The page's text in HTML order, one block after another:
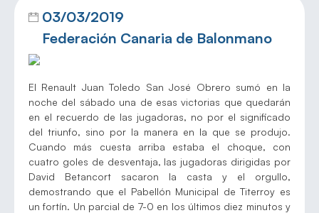
03/03/2019
Federación Canaria de Balonmano
El Renault Juan Toledo San José Obrero sumó en la
noche del sábado una de esas victorias que quedarán
en el recuerdo de las jugadoras, no por el significado
del triunfo, sino por la manera en la que se produjo.
Cuando más cuesta arriba estaba el choque, con
cuatro goles de desventaja, las jugadoras dirigidas por
David Betancort sacaron la casta y el orgullo,
demostrando que el Pabellón Municipal de Titerroy es
un fortín. Un parcial de 7-0 en los últimos diez minutos y